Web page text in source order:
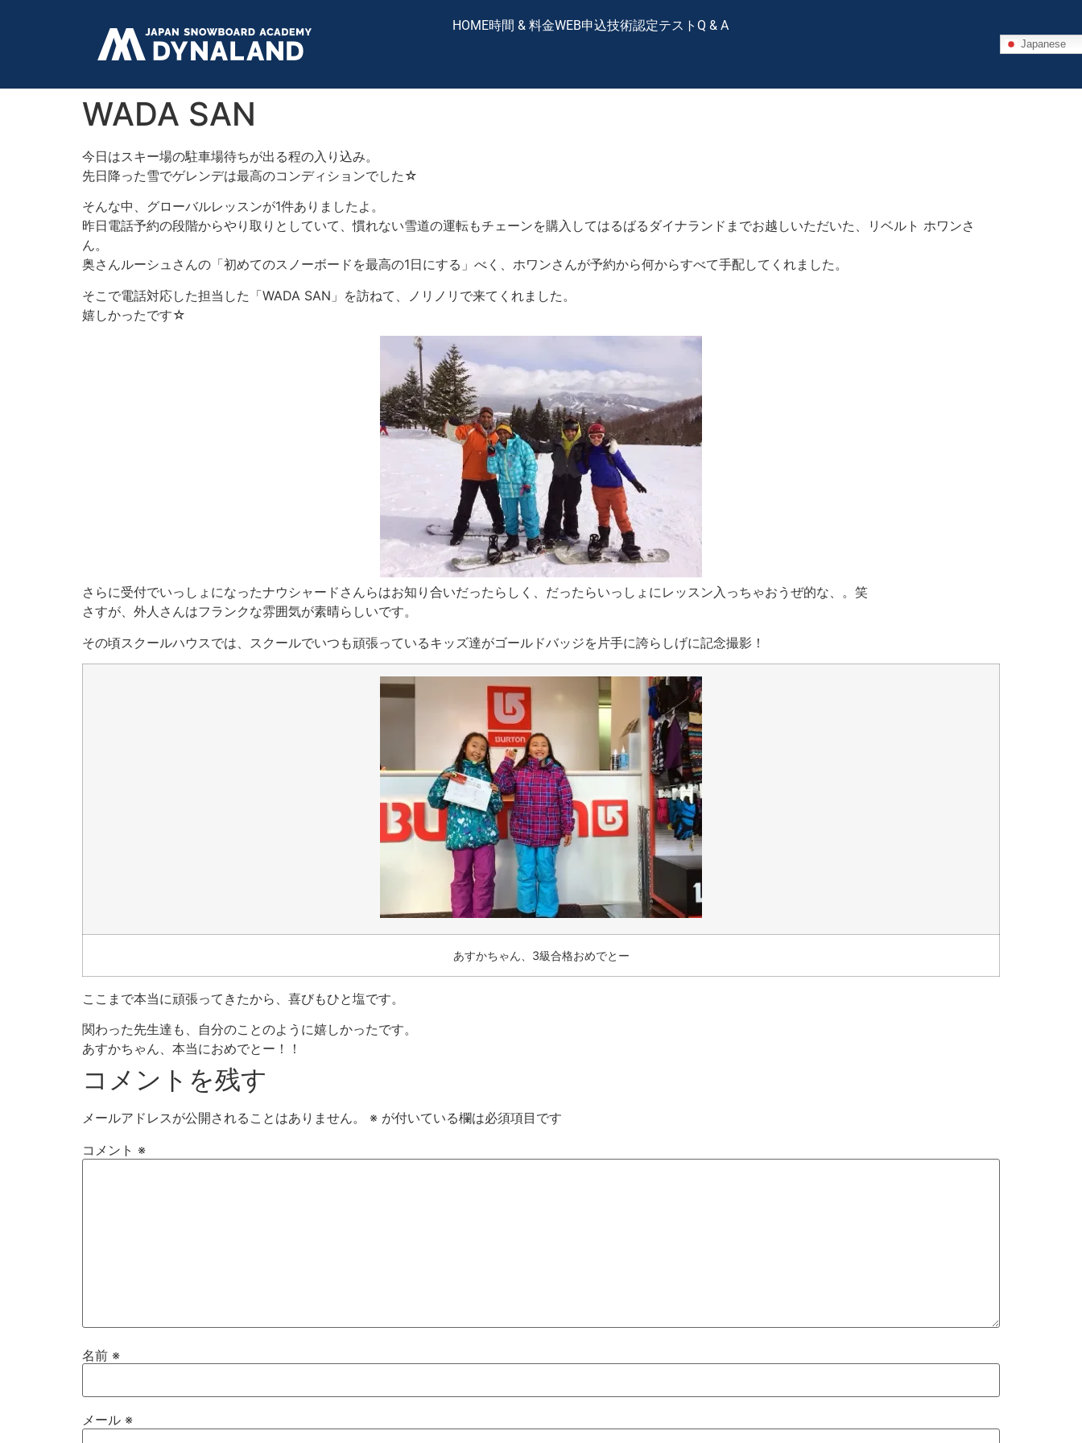
HOME時間 & 料金WEB申込技術認定テスト Q & A
Japanese
WADA SAN
今日はスキー場の駐車場待ちが出る程の入り込み。
先日降った雪でゲレンデは最高のコンディションでした☆
そんな中、グローバルレッスンが1件ありましたよ。
昨日電話予約の段階からやり取りとしていて、慣れない雪道の運転もチェーンを購入してはるばるダイナランドまでお越しいただいた、リベルト ホワンさ
ん。
奥さんルーシュさんの「初めてのスノーボードを最高の1日にする」べく、ホワンさんが予約から何からすべて手配してくれました。
そこで電話対応した担当した「WADA SAN」を訪ねて、ノリノリで来てくれました。
嬉しかったです☆
さらに受付でいっしょになったナウシャードさんらはお知り合いだったらしく、だったらいっしょにレッスン入っちゃおうぜ的な、。笑
さすが、外人さんはフランクな雰囲気が素晴らしいです。
その頃スクールハウスでは、スクールでいつも頑張っているキッズ達がゴールドバッジを片手に誇らしげに記念撮影！
あすかちゃん、3級合格おめでとー
ここまで本当に頑張ってきたから、喜びもひと塩です。
関わった先生達も、自分のことのように嬉しかったです。
あすかちゃん、本当におめでとー！！
コメントを残す
メールアドレスが公開されることはありません。 ※ が付いている欄は必須項目です
コメント ※
名前 ※
メール ※